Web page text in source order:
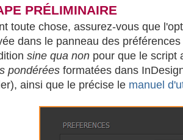
PRÉLIMINAIRE
toute chose, assurez-vous que
dans le panneau des
sine qua non pour que le script
pondérées formatées dans
ainsi que le précise le manuel